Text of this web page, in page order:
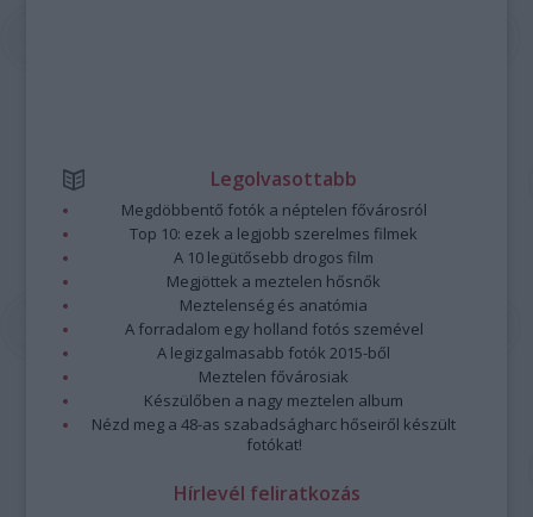
Legolvasottabb
Megdöbbentő fotók a néptelen fővárosról
Top 10: ezek a legjobb szerelmes filmek
A 10 legütősebb drogos film
Megjöttek a meztelen hősnők
Meztelenség és anatómia
A forradalom egy holland fotós szemével
A legizgalmasabb fotók 2015-ből
Meztelen fővárosiak
Készülőben a nagy meztelen album
Nézd meg a 48-as szabadságharc hőseiről készült
fotókat!
Hírlevél feliratkozás